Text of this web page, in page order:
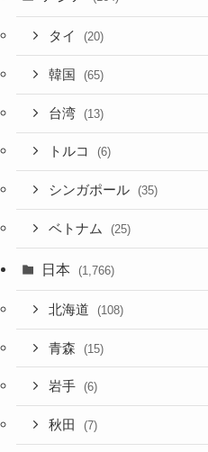
タイ (20)
韓国 (65)
台湾 (13)
トルコ (6)
シンガポール (35)
ベトナム (25)
日本 (1,766)
北海道 (108)
青森 (15)
岩手 (6)
秋田 (7)